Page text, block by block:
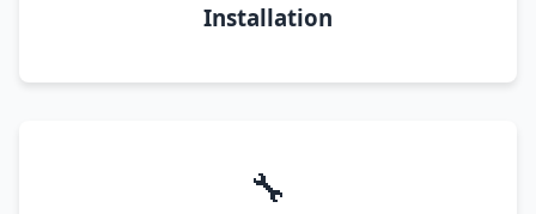
Installation
🔧